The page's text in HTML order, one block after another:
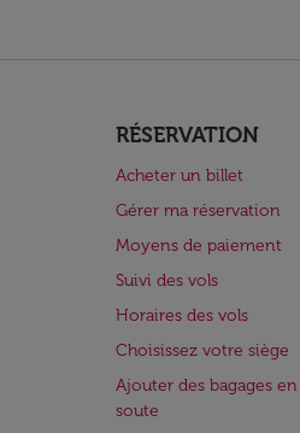
RÉSERVATION
Acheter un billet
Gérer ma réservation
Moyens de paiement
Suivi des vols
Horaires des vols
Choisissez votre siège
Ajouter des bagages en
soute